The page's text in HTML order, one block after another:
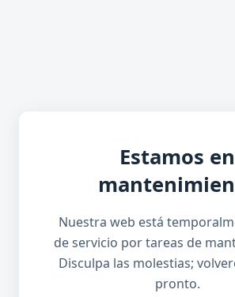
Estamos en
Nuestra web está
de servicio por tareas de
Disculpa las molestias;
pronto.